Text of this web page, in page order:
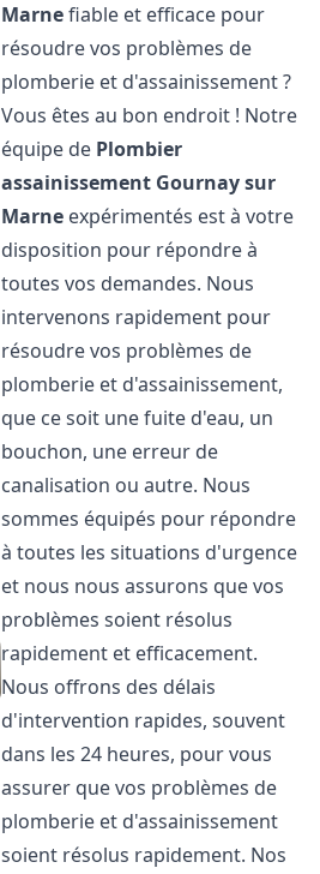
Marnefiable et efficace pour
résoudre vos problèmes de
plomberie et d'assainissement ?
Vous êtes au bon endroit ! Notre
équipe de Plombier
assainissement Gournay sur
Marne expérimentés est à votre
disposition pour répondre à
toutes vos demandes. Nous
intervenons rapidement pour
résoudre vos problèmes de
plomberie et d'assainissement,
que ce soit une fuite d'eau, un
bouchon, une erreur de
canalisation ou autre. Nous
sommes équipés pour répondre
à toutes les situations d'urgence
et nous nous assurons que vos
problèmes soient résolus
rapidement et efficacement.
Nous offrons des délais
d'intervention rapides, souvent
dans les 24 heures, pour vous
assurer que vos problèmes de
plomberie et d'assainissement
soient résolus rapidement. Nos